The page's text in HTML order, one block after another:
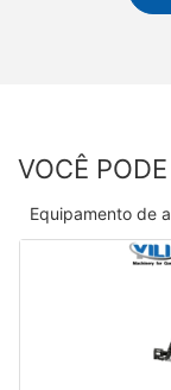
VOCÊ
Equipamento de